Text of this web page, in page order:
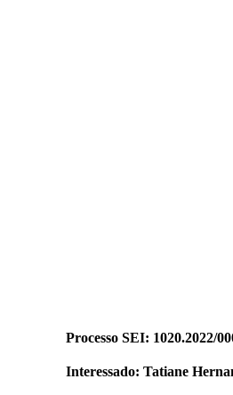
Processo SEI: 1020.2022/
Interessado: Tatiane